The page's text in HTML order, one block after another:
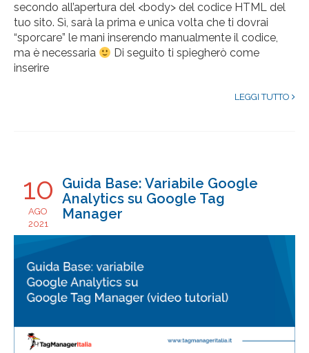
secondo all’apertura del <body> del codice HTML del
tuo sito. Sì, sarà la prima e unica volta che ti dovrai
“sporcare” le mani inserendo manualmente il codice,
ma è necessaria
Di seguito ti spiegherò come
inserire
LEGGI TUTTO
10
AGO
2021
Guida Base: Variabile Google
Analytics su Google Tag
Manager